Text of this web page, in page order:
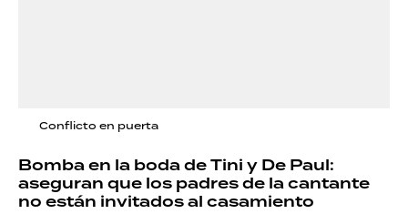
Conflicto en puerta
Bomba en la boda de Tini y De Paul:
aseguran que los padres de la cantante
no están invitados al casamiento